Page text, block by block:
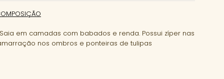
em camadas com babados e renda. Possui zíper nas
nos ombros e ponteiras de tulipas